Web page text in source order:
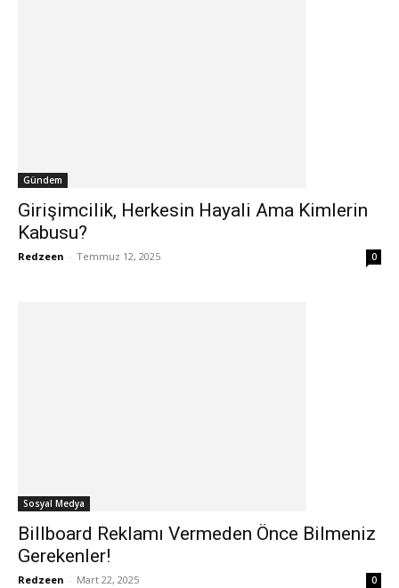
Gündem
Girişimcilik, Herkesin Hayali Ama Kimlerin
Kabusu?
Redzeen - Temmuz 12, 2025 0
Sosyal Medya
Billboard Reklamı Vermeden Önce Bilmeniz
Gerekenler!
Redzeen - Mart 22, 2025 0